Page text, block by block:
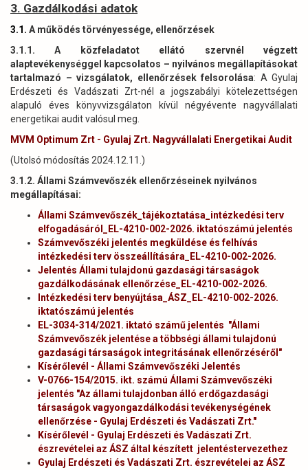
3. Gazdálkodási adatok
3.1. A működés törvényessége, ellenőrzések
3.1.1. A közfeladatot ellátó szervnél végzett
alaptevékenységgel kapcsolatos – nyilvános megállapításokat
tartalmazó – vizsgálatok, ellenőrzések felsorolása: A Gyulaj
Erdészeti és Vadászati Zrt-nél a jogszabályi kötelezettségen
alapuló éves könyvvizsgálaton kívül négyévente nagyvállalati
energetikai audit valósul meg.
MVM Optimum Zrt - Gyulaj Zrt. Nagyvállalati Energetikai Audit
(Utolsó módosítás 2024.12.11.)
3.1.2. Állami Számvevőszék ellenőrzéseinek nyilvános
megállapításai:
Állami Számvevőszék_tájékoztatása_intézkedési terv
elfogadásáról_EL-4210-002-2026. iktatószámú jelentés
Számvevőszéki jelentés megküldése és felhívás
intézkedési terv összeállítására_EL-4210-002-2026.
Jelentés Állami tulajdonú gazdasági társaságok
gazdálkodásának ellenőrzése_EL-4210-002-2026.
Intézkedési terv benyújtása_ÁSZ_EL-4210-002-2026.
iktatószámú jelentés
EL-3034-314/2021. iktató számű jelentés "Állami
Számvevőszék jelentése a többségi állami tulajdonú
gazdasági társaságok integritásának ellenőrzéséről"
Kísérőlevél - Állami Számvevőszéki Jelentés
V-0766-154/2015. ikt. számú Állami Számvevőszéki
jelentés "Az állami tulajdonban álló erdőgazdasági
társaságok vagyongazdálkodási tevékenységének
ellenőrzése - Gyulaj Erdészeti és Vadászati Zrt."
Kísérőlevél - Gyulaj Erdészeti és Vadászati Zrt.
észrevételei az ÁSZ által készített jelentéstervezethez
Gyulaj Erdészeti és Vadászati Zrt. észrevételei az ÁSZ